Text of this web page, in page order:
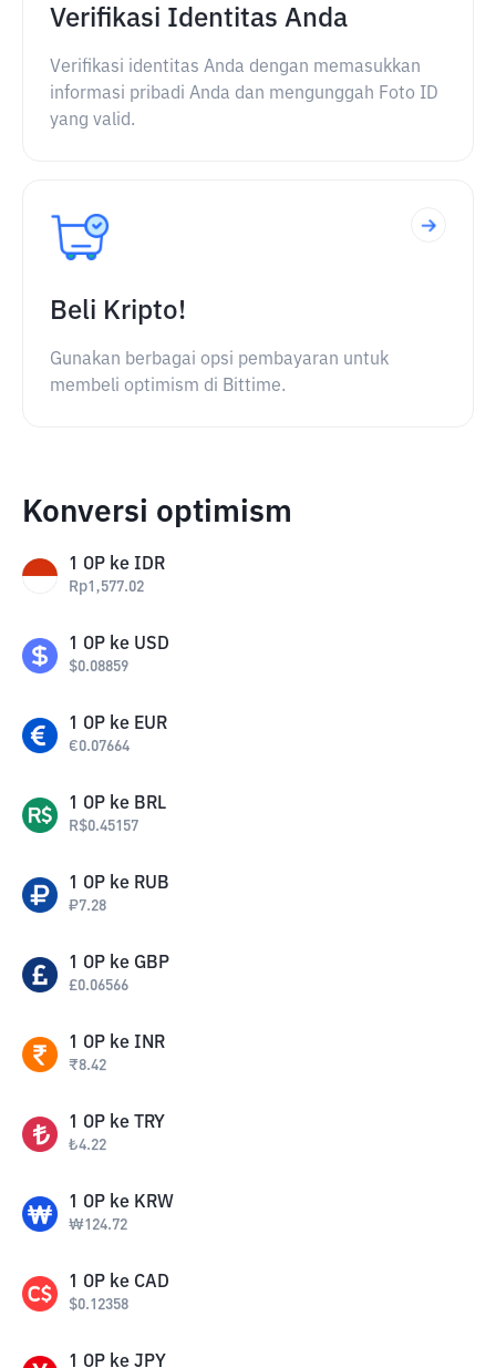
Verifikasi Identitas Anda
Verifikasi identitas Anda dengan memasukkan
informasi pribadi Anda dan mengunggah Foto ID
yang valid.
Beli Kripto!
Gunakan berbagai opsi pembayaran untuk
membeli optimism di Bittime.
Konversi optimism
1 OP ke IDR
Rp1,577.02
1 OP ke USD
$0.08859
1 OP ke EUR
€0.07664
1 OP ke BRL
R$0.45157
1 OP ke RUB
₽7.28
1 OP ke GBP
£0.06566
1 OP ke INR
₹8.42
1 OP ke TRY
₺4.22
1 OP ke KRW
₩124.72
1 OP ke CAD
$0.12358
1 OP ke JPY